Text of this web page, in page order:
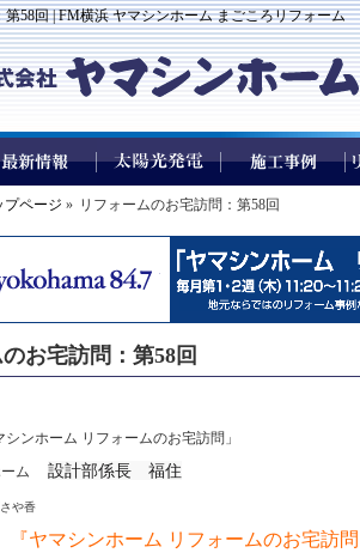
58回 | FM横浜 ヤマシンホーム まごころリフォーム
プページ » リフォームのお宅訪問：第58回
お宅訪問：第58回
シンホーム リフォームのお宅訪問」
ーム 設計部係長 福住
や香
ヤマシンホーム リフォームのお宅訪